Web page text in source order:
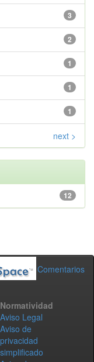
3
2
1
1
1
next >
12
Comentarios
Normatividad
Aviso Legal
Aviso de
privacidad
simplificado